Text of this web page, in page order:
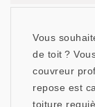
Vous
de toit ?
couvreur
repose est
toiture